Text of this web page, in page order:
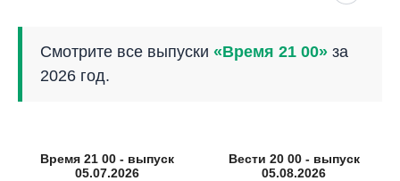
Смотрите все выпуски «Время 21 00» за
2026 год.
Время 21 00 - выпуск
05.07.2026
Вести 20 00 - выпуск
05.08.2026